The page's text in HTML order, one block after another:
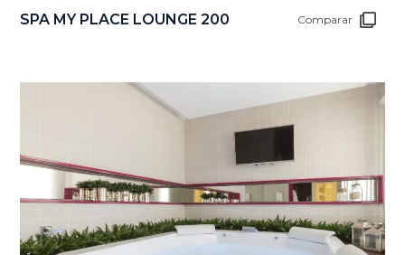
SPA MY PLACE LOUNGE 200 Comparar